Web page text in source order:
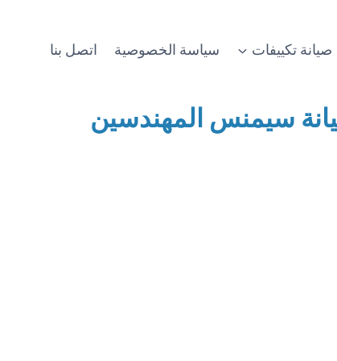
صيانة تكييفات سياسة الخصوصية اتصل بنا